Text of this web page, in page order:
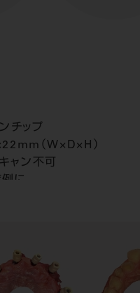
チップ
（W×D×H）
ャン不可
に